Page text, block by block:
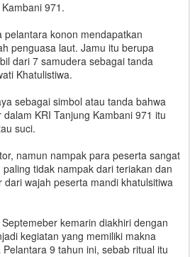
971.
konon mendapatkan
penguasa laut. Jamu itu berupa
dari 7 samudera sebagai tanda
Khatulistiwa.
sebagai simbol atau tanda bahwa
KRI Tanjung Kambani 971 itu
suci.
namun nampak para peserta sangat
tidak nampak dari teriakan dan
wajah peserta mandi khatulsitiwa
kemarin diakhiri dengan
kegiatan yang memiliki makna
9 tahun ini, sebab ritual itu